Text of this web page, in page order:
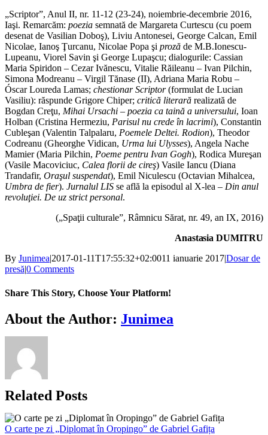
„Scriptor”, Anul II, nr. 11-12 (23-24), noiembrie-decembrie 2016,
Iaşi. Remarcăm: poezia semnată de Margareta Curtescu (cu poem
desenat de Vasilian Doboş), Liviu Antonesei, George Calcan, Emil
Nicolae, Ianoş Ţurcanu, Nicolae Popa şi proză de M.B.Ionescu-
Lupeanu, Viorel Savin şi George Lupaşcu; dialogurile: Cassian
Maria Spiridon – Cezar Ivănescu, Vitalie Răileanu – Ivan Pilchin,
Simona Modreanu – Virgil Tănase (II), Adriana Maria Robu –
Óscar Loureda Lamas; chestionar Scriptor(formulat de Lucian
Vasiliu): răspunde Grigore Chiper; critică literară realizată de
Bogdan Creţu, Mihai Ursachi – poezia ca taină a universului, Ioan
Holban (Cristina Hermeziu, Parisul nu crede în lacrimi), Constantin
Cubleşan (Valentin Talpalaru, Poemele Deltei. Rodion), Theodor
Codreanu (Gheorghe Vidican, Urma lui Ulysses), Angela Nache
Mamier (Maria Pilchin, Poeme pentru Ivan Gogh), Rodica Mureşan
(Vasile Macoviciuc, Calea florii de cireş) Vasile Iancu (Diana
Trandafir, Oraşul suspendat), Emil Niculescu (Octavian Mihalcea,
Umbra de fier). Jurnalul LIS se află la episodul al X-lea – Din anul
revoluţiei. De uz strict personal.
(„Spaţii culturale”, Râmnicu Sărat, nr. 49, an IX, 2016)
Anastasia DUMITRU
By Junimea|2017-01-11T17:55:32+02:0011 ianuarie 2017|Dosar de
presă|0 Comments
Share This Story, Choose Your Platform!
Facebook
X
Bluesky
Reddit
LinkedIn
WhatsApp
Telegram
Tumblr
Xing
Email
Copy
Link
About the Author: Junimea
Related Posts
O carte pe zi „Diplomat în Oropingo” de Gabriel Gafița